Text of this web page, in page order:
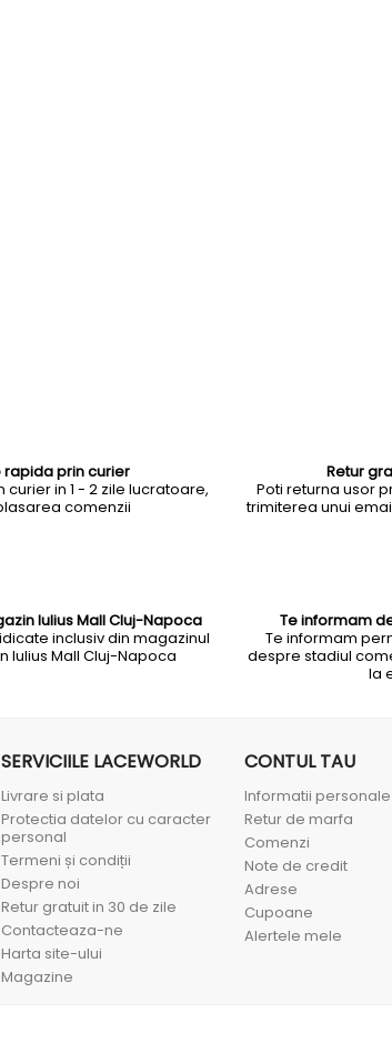
rapida prin curier
curier in 1 - 2 zile lucratoare,
comenzii
Retur
Poti returna usor
trimiterea unui
Iulius Mall Cluj-Napoca
inclusiv din magazinul
Iulius Mall Cluj-Napoca
Te informam
Te informam
despre stadiul
la
SERVICIILE LACEWORLD
Livrare si plata
Protectia datelor cu caracter
personal
Termeni și condiții
Despre noi
Retur gratuit in 30 de zile
Contacteaza-ne
Harta site-ului
Magazine
CONTUL TAU
Informatii personale
Retur de marfa
Comenzi
Note de credit
Adrese
Cupoane
Alertele mele